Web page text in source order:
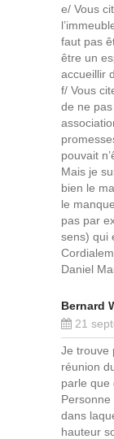
e/ Vous
faut pas
être un
accueillir
f/ Vous
de ne
pouvait
Mais je
bien le
le
pas par
sens) qui
Daniel
Bernard
21
Je trouve
réunion
parle que
dans
hauteur